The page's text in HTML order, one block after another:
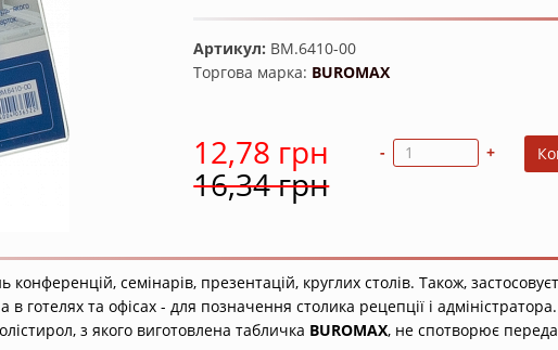
Артикул: BM.6410-00
Торгова марка: BUROMAX
- +
12,78 грн
16,34 грн
семінарів, презентацій, круглих столів. Також,
готелях та офісах - для позначення столика рецепції і адміністратора.
з якого виготовлена табличка BUROMAX, не спотворює